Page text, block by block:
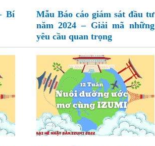
Bí
Mẫu Báo cáo giám sát đầu tư
năm 2024 – Giải mã những
yêu cầu quan trọng